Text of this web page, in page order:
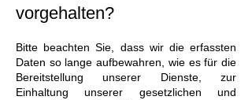
vorgehalten?
Bitte beachten Sie, dass wir die erfassten
Daten so lange aufbewahren, wie es für die
Bereitstellung unserer Dienste, zur
Einhaltung unserer gesetzlichen und